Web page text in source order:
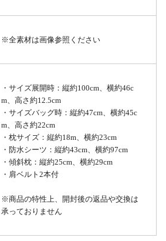
※全素材は画像参照ください
・サイズ展開時：縦約100cm、横約46c
m、高さ約12.5cm
・サイズバッグ時：縦約47cm、横約45c
m、高さ約22cm
・枕サイズ：縦約18m、横約23cm
・防水シーツ：縦約43cm、横約97cm
・傾斜枕：縦約25cm、横約29cm
・肩ベルト2本付
※商品の特性上、開封後の返品や交換は
承っておりません